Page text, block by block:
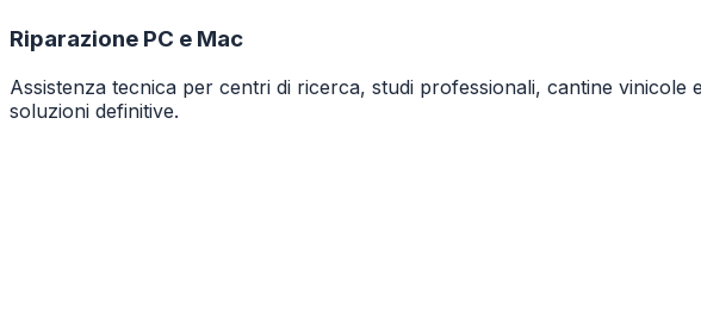
Riparazione PC e Mac
Assistenza tecnica per centri di ricerca, studi professionali, cantine
soluzioni definitive.